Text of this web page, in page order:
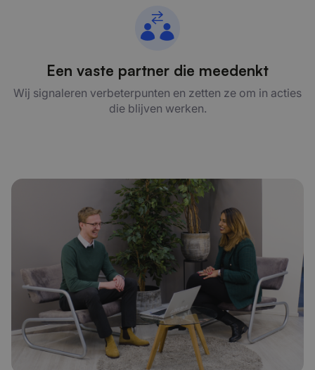
Een vaste partner die meedenkt
Wij signaleren verbeterpunten en zetten ze om in acties
die blijven werken.